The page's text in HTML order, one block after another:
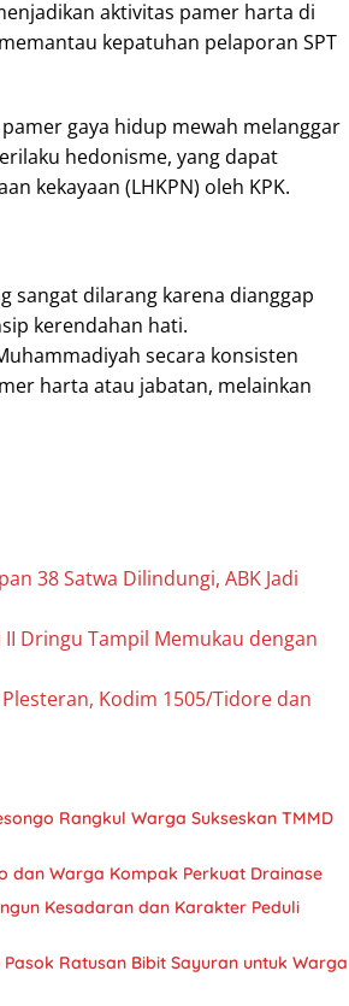
aktivitas pamer harta di
kepatuhan pelaporan SPT
gaya hidup mewah melanggar
hedonisme, yang dapat
kekayaan (LHKPN) oleh KPK.
sangat dilarang karena dianggap
kerendahan hati.
secara konsisten
harta atau jabatan, melainkan
38 Satwa Dilindungi, ABK Jadi
II Dringu Tampil Memukau dengan
Kodim 1505/Tidore dan
Rangkul Warga Sukseskan TMMD
dan Warga Kompak Perkuat Drainase
Kesadaran dan Karakter Peduli
Ratusan Bibit Sayuran untuk Warga